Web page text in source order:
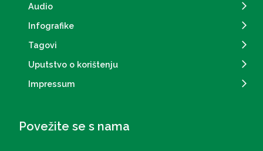
Audio
Infografike
Tagovi
Uputstvo o korištenju
Impressum
Povežite se s nama